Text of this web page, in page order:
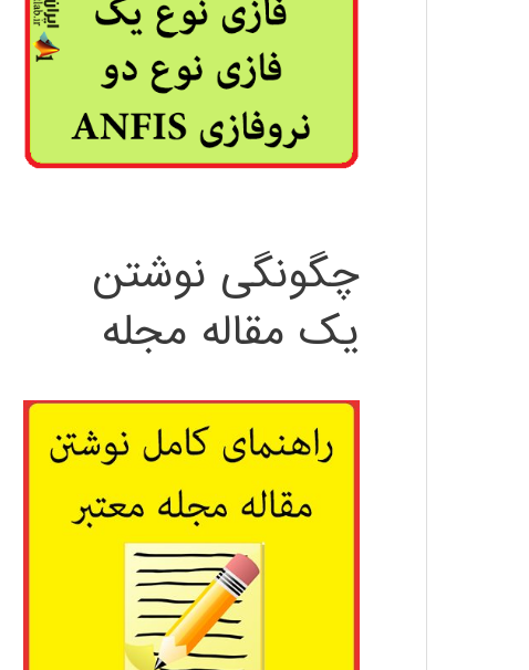
چگونگی نوشتن
یک مقاله مجله